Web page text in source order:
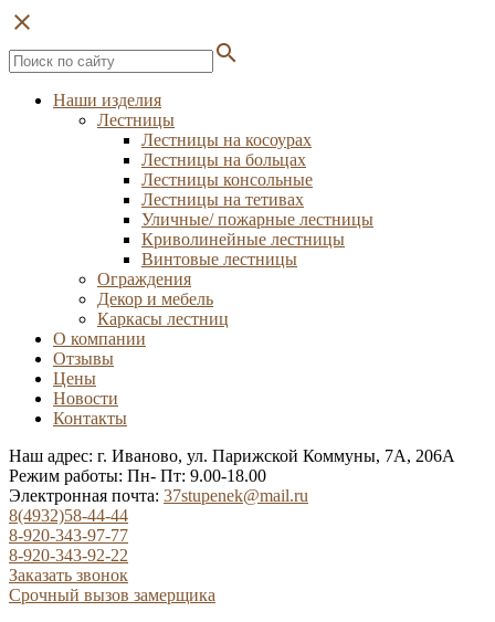
close
search
Наши изделия
Лестницы
Лестницы на косоурах
Лестницы на больцах
Лестницы консольные
Лестницы на тетивах
Уличные/ пожарные лестницы
Криволинейные лестницы
Винтовые лестницы
Ограждения
Декор и мебель
Каркасы лестниц
О компании
Отзывы
Цены
Новости
Контакты
Наш адрес: г. Иваново, ул. Парижской Коммуны, 7А, 206А
Режим работы: Пн- Пт: 9.00-18.00
Электронная почта: 37stupenek@mail.ru
8(4932)58-44-44
8-920-343-97-77
8-920-343-92-22
Заказать звонок
Срочный вызов замерщика